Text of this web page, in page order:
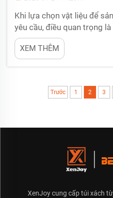
Khi lựa chọn vật liệu để
yêu cầu, điều quan trọng
của túi cũng như khả năng
sử dụng khắc nghiệt. Hai
thường được dùng cho túi
điểm riêng, do đó việc lựa
XEM THÊM
Trước 1 2 3
XenJoy cung cấp túi xách